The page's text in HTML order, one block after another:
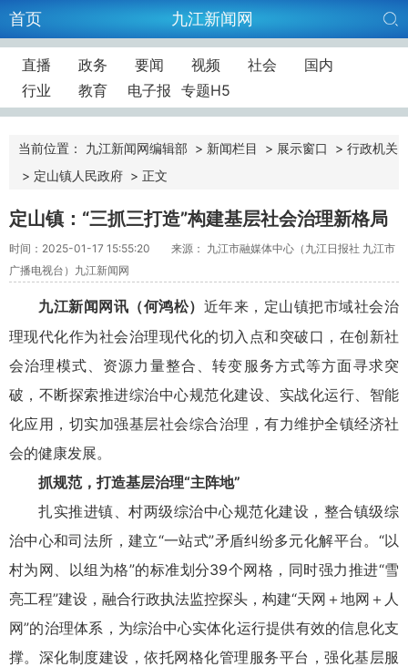
首页 九江新闻网
直播 政务 要闻 视频 社会
国内
行业
教育 电子报 专题H5
当前位置： 九江新闻网编辑部 > 新闻栏目 > 展示窗口 > 行政机关
> 定山镇人民政府 > 正文
定山镇：“三抓三打造”构建基层社会治理新格局
时间：2025-01-17 15:55:20
来源： 九江市融媒体中心（九江日报社 九江市
广播电视台）九江新闻网
九江新闻网讯 （何鸿松） 近年来，定山镇把市域社会治
理现代化作为社会治理现代化的切入点和突破口，在创新社
会治理模式、资源力量整合、转变服务方式等方面寻求突
破，不断探索推进综治中心规范化建设、实战化运行、智能
化应用，切实加强基层社会综合治理，有力维护全镇经济社
会的健康发展。
抓规范，打造基层治理“主阵地”
扎实推进镇、村两级综治中心规范化建设，整合镇级综
治中心和司法所，建立“一站式”矛盾纠纷多元化解平台。“以
村为网、以组为格”的标准划分39个网格，同时强力推进“雪
亮工程”建设，融合行政执法监控探头，构建“天网＋地网＋人
网”的治理体系，为综治中心实体化运行提供有效的信息化支
撑。深化制度建设，依托网格化管理服务平台，强化基层服